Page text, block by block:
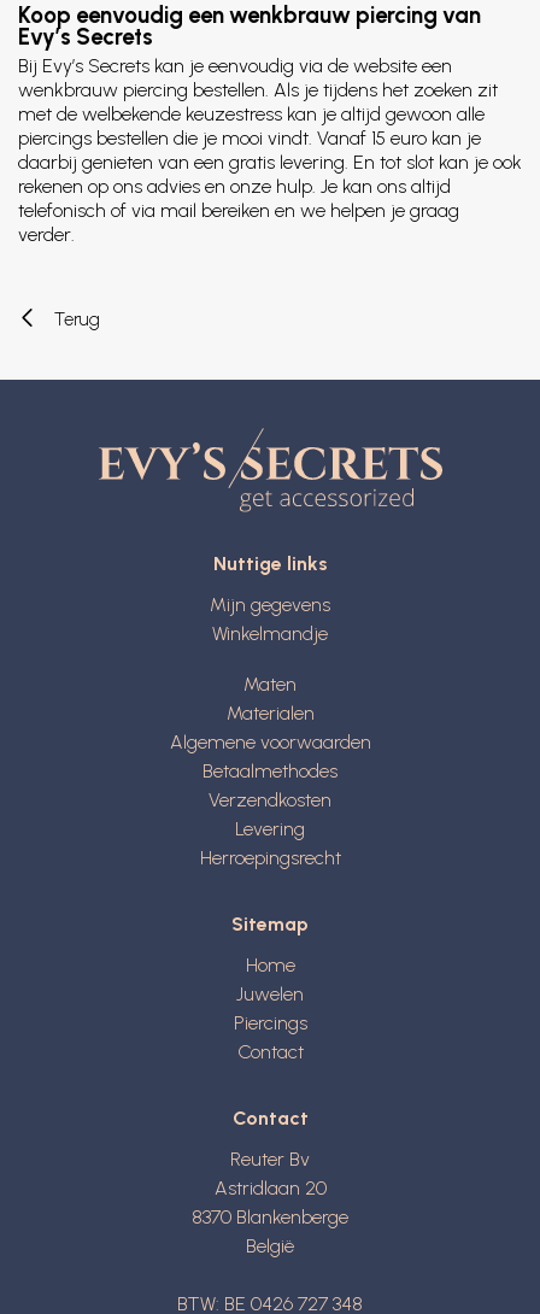
Koop eenvoudig een wenkbrauw piercing van
Evy’s Secrets
Bij Evy’s Secrets kan je eenvoudig via de website een
wenkbrauw piercing bestellen. Als je tijdens het zoeken zit
met de welbekende keuzestress kan je altijd gewoon alle
piercings bestellen die je mooi vindt. Vanaf 15 euro kan je
daarbij genieten van een gratis levering. En tot slot kan je ook
rekenen op ons advies en onze hulp. Je kan ons altijd
telefonisch of via mail bereiken en we helpen je graag
verder.
Terug
Nuttige links
Mijn gegevens
Winkelmandje
Maten
Materialen
Algemene voorwaarden
Betaalmethodes
Verzendkosten
Levering
Herroepingsrecht
Sitemap
Home
Juwelen
Piercings
Contact
Contact
Reuter Bv
Astridlaan 20
8370 Blankenberge
België
BTW: BE 0426 727 348